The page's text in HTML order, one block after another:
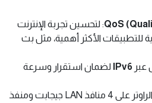
: لتحسين تجربة الإنترنت
للتطبيقات الأكثر أهمية، مثل بث
عبر IPv6
لضمان استقرار وسرعة
: يحتوي الراوتر على 4 منافذ LAN جيجابت ومنفذ